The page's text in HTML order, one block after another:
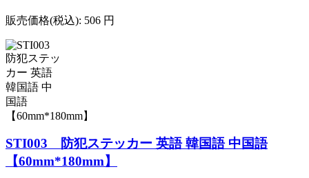
販売価格(税込): 506 円
STI003 防犯ステッカー 英語 韓国語 中国語
【60mm*180mm】